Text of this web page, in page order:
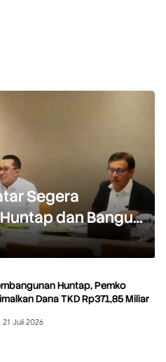
Segera
dan Bangun
Huntap, Pemko
Dana TKD Rp371,85 Miliar
21 Juli 2026